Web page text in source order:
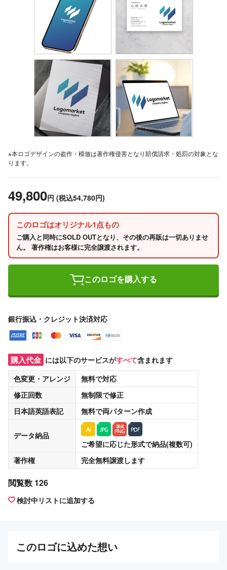
※本ロゴデザインの盗作・模倣は著作権侵害となり賠償請求・処罰の対象とな
ります。
49,800円 (税込54,780円)
このロゴはオリジナル1点もの
ご購入と同時にSOLD OUTとなり、その後の再販は一切ありませ
ん。 著作権はお客様に完全譲渡されます。
このロゴを購入する
銀行振込・クレジット決済対応
購入代金 には以下のサービスがすべて含まれます
色変更・アレンジ
無料で対応
修正回数
無制限で修正
日本語英語表記
無料で両パターン作成
データ納品
ご希望に応じた形式で納品(複数可)
著作権
完全無料譲渡します
閲覧数 126
検討中リストに追加する
このロゴに込めた想い